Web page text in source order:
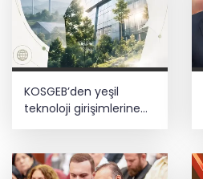
KOSGEB’den yeşil
teknoloji girişimlerine
6,5 milyon TL’ye kadar